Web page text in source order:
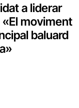
a liderar
«El moviment
baluard